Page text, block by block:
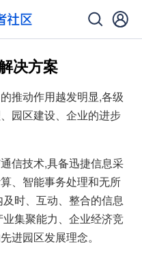
决方案
推动作用越发明显,各级
园区建设、企业的进步
信技术,具备迅捷信息采
、智能事务处理和无所
时、互动、整合的信息
集聚能力、企业经济竞
进园区发展理念。